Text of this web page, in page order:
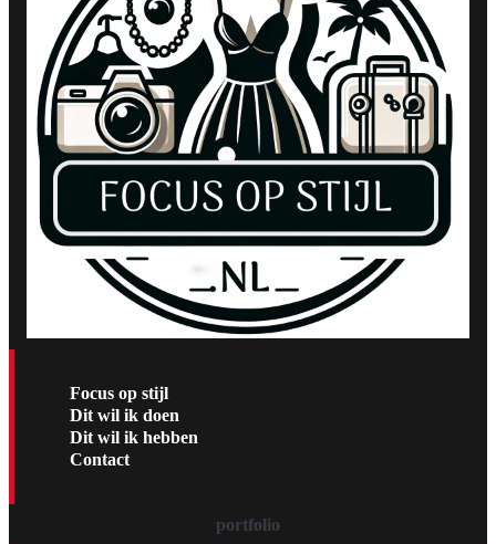
Focus op stijl
Dit wil ik doen
Dit wil ik hebben
Contact
portfolio